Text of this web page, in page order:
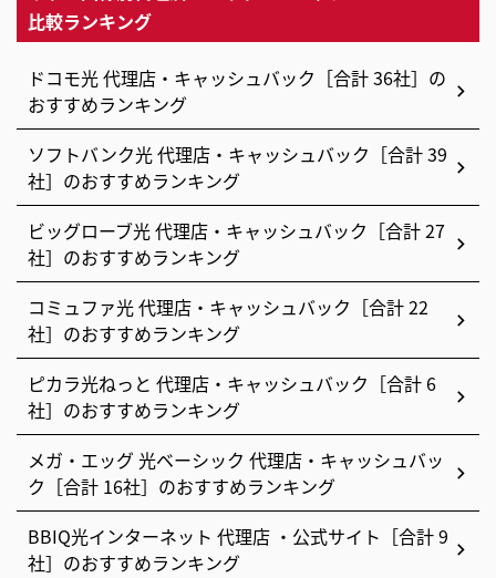
比較ランキング
ドコモ光 代理店・キャッシュバック［合計 36社］の
おすすめランキング
ソフトバンク光 代理店・キャッシュバック［合計 39
社］のおすすめランキング
ビッグローブ光 代理店・キャッシュバック［合計 27
社］のおすすめランキング
コミュファ光 代理店・キャッシュバック［合計 22
社］のおすすめランキング
ピカラ光ねっと 代理店・キャッシュバック［合計 6
社］のおすすめランキング
メガ・エッグ 光ベーシック 代理店・キャッシュバッ
ク［合計 16社］のおすすめランキング
BBIQ光インターネット 代理店 ・公式サイト［合計 9
社］のおすすめランキング